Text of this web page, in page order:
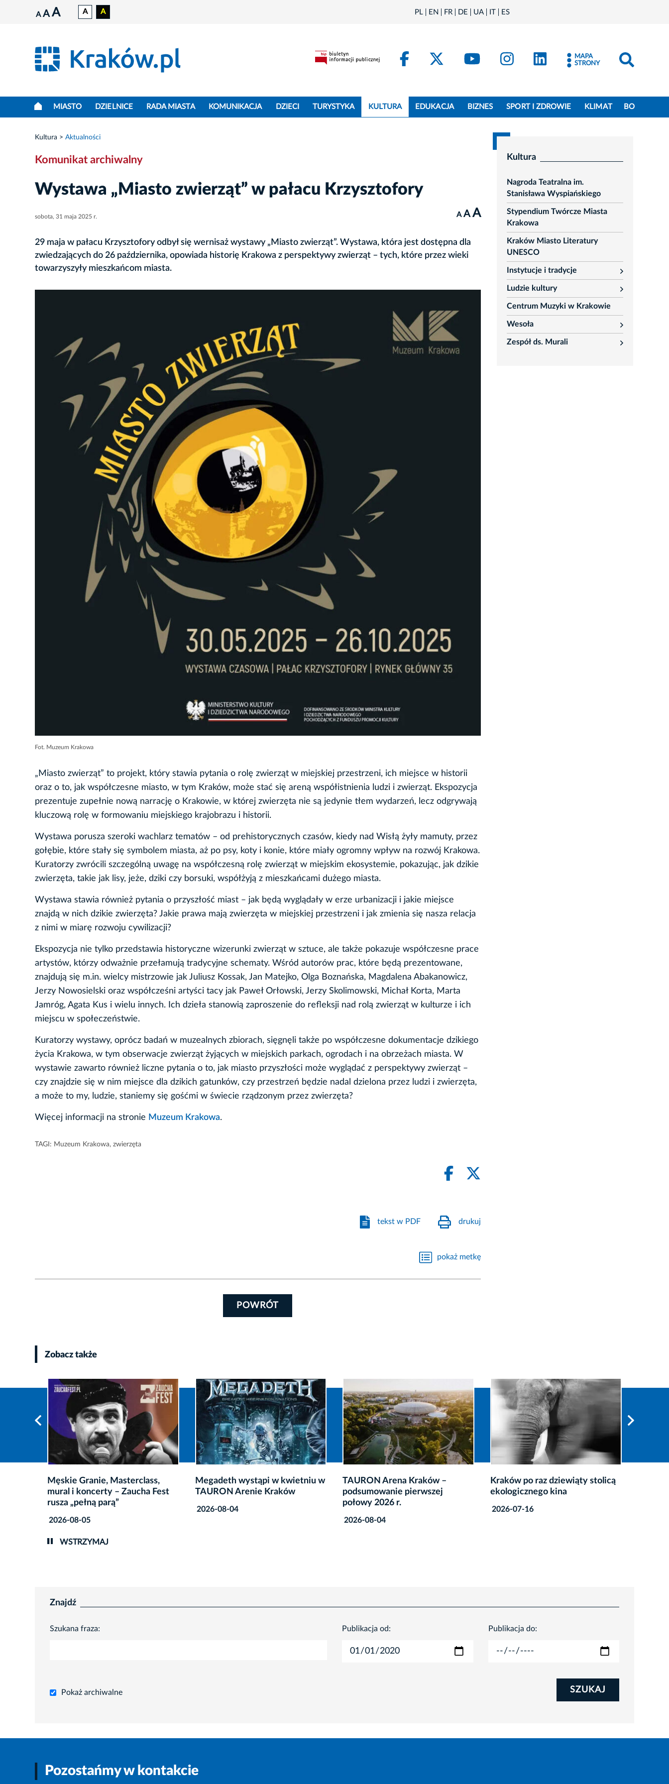
A A A A A PL EN FR DE UA IT ES
FacebookKraków - X
Kraków - YouTube
Kraków - Instagram
Kraków - LinkedIn
MAPA
STRONY
MIASTO DZIELNICE RADA MIASTA KOMUNIKACJA DZIECI TURYSTYKA KULTURA EDUKACJA BIZNES SPORT I ZDROWIE KLIMAT BO
Kultura Aktualności
Komunikat archiwalny
Wystawa „Miasto zwierząt” w pałacu Krzysztofory
sobota, 31 maja 2025 r. A A A
29 maja w pałacu Krzysztofory odbył się wernisaż wystawy „Miasto zwierząt”. Wystawa, która jest dostępna dla
zwiedzających do 26 października, opowiada historię Krakowa z perspektywy zwierząt – tych, które przez wieki
towarzyszyły mieszkańcom miasta.
Fot. Muzeum Krakowa
„Miasto zwierząt” to projekt, który stawia pytania o rolę zwierząt w miejskiej przestrzeni, ich miejsce w historii
oraz o to, jak współczesne miasto, w tym Kraków, może stać się areną współistnienia ludzi i zwierząt. Ekspozycja
prezentuje zupełnie nową narrację o Krakowie, w której zwierzęta nie są jedynie tłem wydarzeń, lecz odgrywają
kluczową rolę w formowaniu miejskiego krajobrazu i historii.
Wystawa porusza szeroki wachlarz tematów – od prehistorycznych czasów, kiedy nad Wisłą żyły mamuty, przez
gołębie, które stały się symbolem miasta, aż po psy, koty i konie, które miały ogromny wpływ na rozwój Krakowa.
Kuratorzy zwrócili szczególną uwagę na współczesną rolę zwierząt w miejskim ekosystemie, pokazując, jak dzikie
zwierzęta, takie jak lisy, jeże, dziki czy borsuki, współżyją z mieszkańcami dużego miasta.
Wystawa stawia również pytania o przyszłość miast – jak będą wyglądały w erze urbanizacji i jakie miejsce
znajdą w nich dzikie zwierzęta? Jakie prawa mają zwierzęta w miejskiej przestrzeni i jak zmienia się nasza relacja
z nimi w miarę rozwoju cywilizacji?
Ekspozycja nie tylko przedstawia historyczne wizerunki zwierząt w sztuce, ale także pokazuje współczesne prace
artystów, którzy odważnie przełamują tradycyjne schematy. Wśród autorów prac, które będą prezentowane,
znajdują się m.in. wielcy mistrzowie jak Juliusz Kossak, Jan Matejko, Olga Boznańska, Magdalena Abakanowicz,
Jerzy Nowosielski oraz współcześni artyści tacy jak Paweł Orłowski, Jerzy Skolimowski, Michał Korta, Marta
Jamróg, Agata Kus i wielu innych. Ich dzieła stanowią zaproszenie do refleksji nad rolą zwierząt w kulturze i ich
miejscu w społeczeństwie.
Kuratorzy wystawy, oprócz badań w muzealnych zbiorach, sięgnęli także po współczesne dokumentacje dzikiego
życia Krakowa, w tym obserwacje zwierząt żyjących w miejskich parkach, ogrodach i na obrzeżach miasta. W
wystawie zawarto również liczne pytania o to, jak miasto przyszłości może wyglądać z perspektywy zwierząt –
czy znajdzie się w nim miejsce dla dzikich gatunków, czy przestrzeń będzie nadal dzielona przez ludzi i zwierzęta,
a może to my, ludzie, staniemy się gośćmi w świecie rządzonym przez zwierzęta?
Więcej informacji na stronie Muzeum Krakowa.
TAGI: Muzeum Krakowa, zwierzęta
tekst w PDF drukuj
pokaż metkę
POWRÓT
Kultura
Nagroda Teatralna im.
Stanisława Wyspiańskiego
Stypendium Twórcze Miasta
Krakowa
Kraków Miasto Literatury
UNESCO
Instytucje i tradycje
rozwiń
Ludzie kultury
rozwiń
Centrum Muzyki w Krakowie
Wesoła
rozwiń
Zespół ds. Murali
rozwiń
Zobacz także
Męskie Granie, Masterclass,
mural i koncerty – Zaucha Fest
rusza „pełną parą”
2026-08-05
Megadeth wystąpi w kwietniu w
TAURON Arenie Kraków
2026-08-04
TAURON Arena Kraków –
podsumowanie pierwszej
połowy 2026 r.
2026-08-04
Kraków po raz dziewiąty stolicą
ekologicznego kina
2026-07-16
WSTRZYMAJ
Znajdź
Szukana fraza: Publikacja od: Publikacja do:
Pokaż archiwalne SZUKAJ
Pozostańmy w kontakcie